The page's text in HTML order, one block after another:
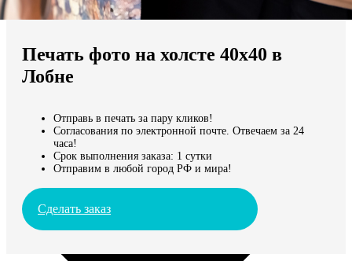
Мы доставляем по всему миру
Продолжить без города
Печать фото на холсте 40х40 в
Лобне
Отправь в печать за пару кликов!
Согласования по электронной почте. Отвечаем за 24
часа!
Срок выполнения заказа: 1 сутки
Отправим в любой город РФ и мира!
Сделать заказ